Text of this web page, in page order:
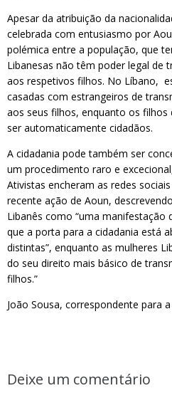
Apesar da atribuição da
celebrada com entusiasmo por
polémica entre a população, que
Libanesas não têm poder legal de
aos respetivos filhos. No Líbano,
casadas com estrangeiros de
aos seus filhos, enquanto os filhos
ser automaticamente cidadãos.
A cidadania pode também ser
um procedimento raro e
Ativistas encheram as redes
recente ação de Aoun,
Libanês como “uma manifestação
que a porta para a cidadania está
distintas”, enquanto as mulheres
do seu direito mais básico de
filhos.”
João Sousa, correspondente para
Deixe um comentário